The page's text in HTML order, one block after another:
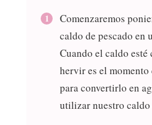
Comenzaremos
caldo de pescado en
Cuando el caldo
hervir es el
para convertirlo en
utilizar nuestro caldo